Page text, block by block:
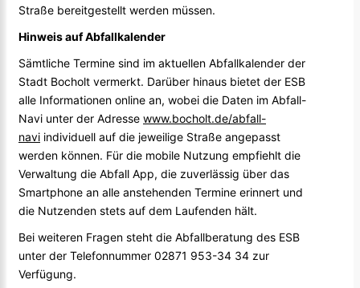
Straße bereitgestellt werden müssen.
Hinweis auf Abfallkalender
Sämtliche Termine sind im aktuellen Abfallkalender der
Stadt Bocholt vermerkt. Darüber hinaus bietet der ESB
alle Informationen online an, wobei die Daten im Abfall-
Navi unter der Adresse www.bocholt.de/abfall-
navi individuell auf die jeweilige Straße angepasst
werden können. Für die mobile Nutzung empfiehlt die
Verwaltung die Abfall App, die zuverlässig über das
Smartphone an alle anstehenden Termine erinnert und
die Nutzenden stets auf dem Laufenden hält.
Bei weiteren Fragen steht die Abfallberatung des ESB
unter der Telefonnummer 02871 953-34 34 zur
Verfügung.